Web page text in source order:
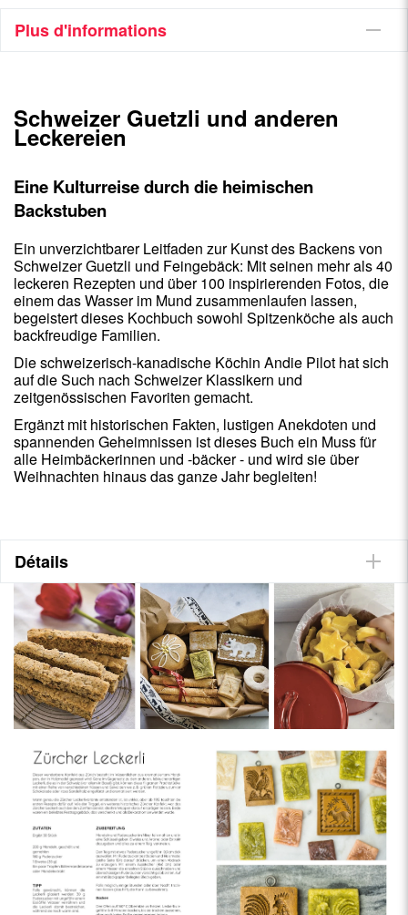
Plus d'informations
Schweizer Guetzli und anderen
Leckereien
Eine Kulturreise durch die heimischen
Backstuben
Ein unverzichtbarer Leitfaden zur Kunst des Backens von
Schweizer Guetzli und Feingebäck: Mit seinen mehr als 40
leckeren Rezepten und über 100 inspirierenden Fotos, die
einem das Wasser im Mund zusammenlaufen lassen,
begeistert dieses Kochbuch sowohl Spitzenköche als auch
backfreudige Familien.
Die schweizerisch-kanadische Köchin Andie Pilot hat sich
auf die Such nach Schweizer Klassikern und
zeitgenössischen Favoriten gemacht.
Ergänzt mit historischen Fakten, lustigen Anekdoten und
spannenden Geheimnissen ist dieses Buch ein Muss für
alle Heimbäckerinnen und -bäcker - und wird sie über
Weihnachten hinaus das ganze Jahr begleiten!
Détails